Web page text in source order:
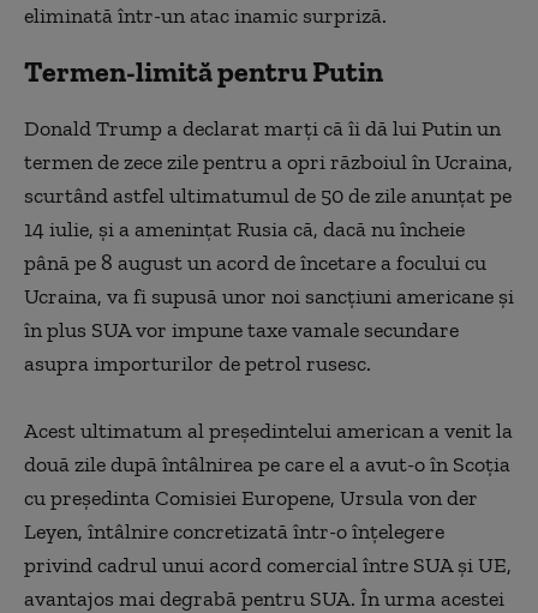
eliminată într-un atac inamic surpriză.
Termen-limită pentru Putin
Donald Trump a declarat marţi că îi dă lui Putin un
termen de zece zile pentru a opri războiul în Ucraina,
scurtând astfel ultimatumul de 50 de zile anunţat pe
14 iulie, şi a ameninţat Rusia că, dacă nu încheie
până pe 8 august un acord de încetare a focului cu
Ucraina, va fi supusă unor noi sancţiuni americane şi
în plus SUA vor impune taxe vamale secundare
asupra importurilor de petrol rusesc.
Acest ultimatum al preşedintelui american a venit la
două zile după întâlnirea pe care el a avut-o în Scoţia
cu preşedinta Comisiei Europene, Ursula von der
Leyen, întâlnire concretizată într-o înţelegere
privind cadrul unui acord comercial între SUA şi UE,
avantajos mai degrabă pentru SUA. În urma acestei